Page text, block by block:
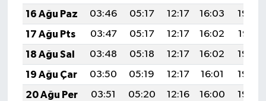
16 Ağu Paz
03:46 05:17 12:17 16:03
19:08
17 Ağu Pts
03:47 05:17 12:17 16:02
19:07
18 Ağu Sal
03:48 05:18 12:17 16:02
19:05
19 Ağu Çar
03:50 05:19 12:17 16:01
19:04
20 Ağu Per
03:51 05:20 12:16 16:00
19:03